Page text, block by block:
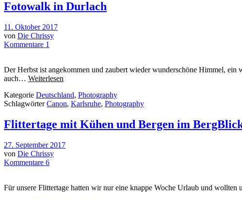
Fotowalk in Durlach
11. Oktober 2017
von Die Chrissy
Kommentare 1
Der Herbst ist angekommen und zaubert wieder wunderschöne Himmel, ein
auch… Weiterlesen
Kategorie Deutschland, Photography
SchlagwörterCanon, Karlsruhe, Photography
Flittertage mit Kühen und Bergen im
27. September 2017
von Die Chrissy
Kommentare 6
Für unsere Flittertage hatten wir nur eine knappe Woche Urlaub und